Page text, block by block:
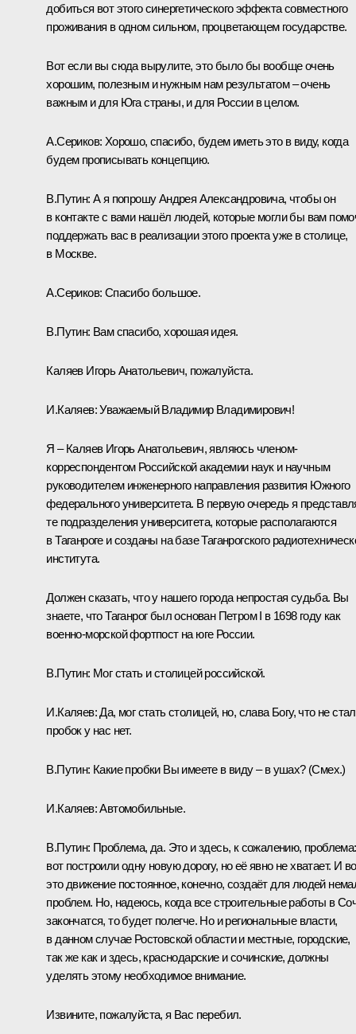
добиться вот этого синергетического эффекта совместного
проживания в одном сильном, процветающем государстве.
Вот если вы сюда вырулите, это было бы вообще очень
хорошим, полезным и нужным нам результатом – очень
важным и для Юга страны, и для России в целом.
А.Сериков: Хорошо, спасибо, будем иметь это в виду, когда
будем прописывать концепцию.
В.Путин: А я попрошу Андрея Александровича, чтобы он
в контакте с вами нашёл людей, которые могли бы вам
поддержать вас в реализации этого проекта уже в столице,
в Москве.
А.Сериков: Спасибо большое.
В.Путин: Вам спасибо, хорошая идея.
Каляев Игорь Анатольевич, пожалуйста.
И.Каляев:Уважаемый Владимир Владимирович!
Я – Каляев Игорь Анатольевич, являюсь членом-
корреспондентом Российской академии наук и научным
руководителем инженерного направления развития Южного
федерального университета. В первую очередь я
те подразделения университета, которые располагаются
в Таганроге и созданы на базе Таганрогского
института.
Должен сказать, что у нашего города непростая судьба. Вы
знаете, что Таганрог был основан Петром I в 1698 году как
военно-морской фортпост на юге России.
В.Путин: Мог стать и столицей российской.
И.Каляев:Да, мог стать столицей, но, слава Богу, что не
пробок у нас нет.
В.Путин: Какие пробки Вы имеете в виду – в ушах? (Смех.)
И.Каляев:Автомобильные.
В.Путин: Проблема, да. Это и здесь, к сожалению, проблема:
вот построили одну новую дорогу, но её явно не хватает. И
это движение постоянное, конечно, создаёт для людей
проблем. Но, надеюсь, когда все строительные работы в
закончатся, то будет полегче. Но и региональные власти,
в данном случае Ростовской области и местные, городские,
так же как и здесь, краснодарские и сочинские, должны
уделять этому необходимое внимание.
Извините, пожалуйста, я Вас перебил.